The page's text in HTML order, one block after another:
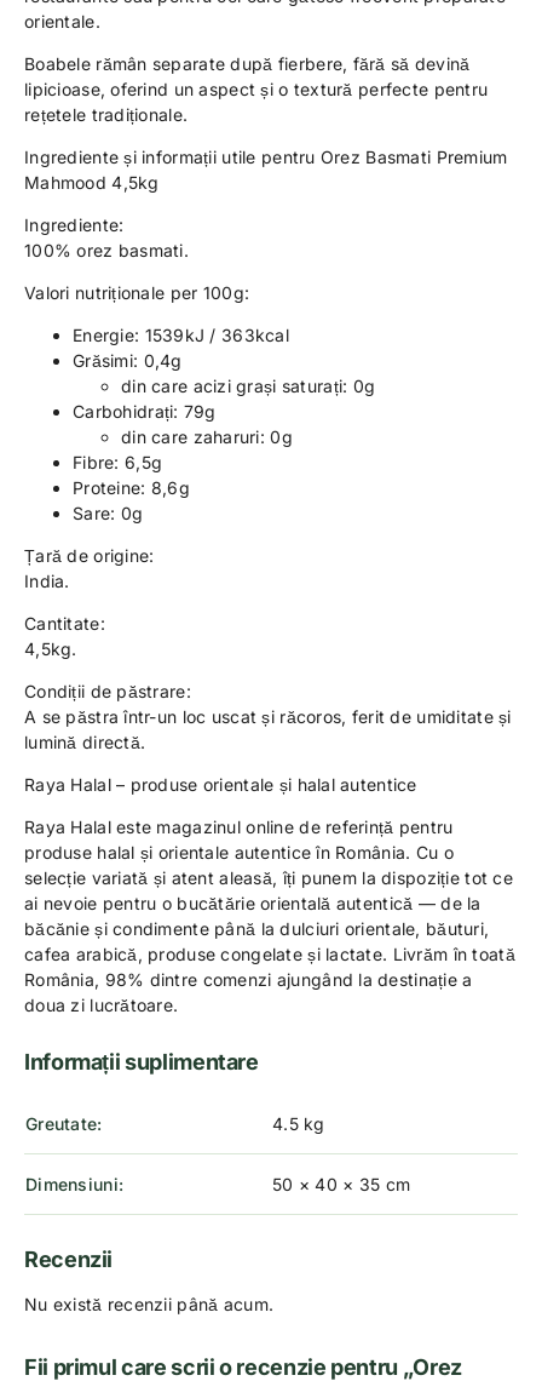
orientale.
Boabele rămân separate după fierbere, fără să devină
lipicioase, oferind un aspect și o textură perfecte pentru
rețetele tradiționale.
Ingrediente și informații utile pentru Orez Basmati Premium
Mahmood 4,5kg
Ingrediente:
100% orez basmati.
Valori nutriționale per 100g:
Energie: 1539kJ / 363kcal
Grăsimi: 0,4g
din care acizi grași saturați: 0g
Carbohidrați: 79g
din care zaharuri: 0g
Fibre: 6,5g
Proteine: 8,6g
Sare: 0g
Țară de origine:
India.
Cantitate:
4,5kg.
Condiții de păstrare:
A se păstra într-un loc uscat și răcoros, ferit de umiditate și
lumină directă.
Raya Halal – produse orientale și halal autentice
Raya Halal este magazinul online de referință pentru
produse halal și orientale autentice în România. Cu o
selecție variată și atent aleasă, îți punem la dispoziție tot ce
ai nevoie pentru o bucătărie orientală autentică — de la
băcănie și condimente până la dulciuri orientale, băuturi,
cafea arabică, produse congelate și lactate. Livrăm în toată
România, 98% dintre comenzi ajungând la destinație a
doua zi lucrătoare.
Informații suplimentare
Greutate 4.5 kg
Dimensiuni 50 × 40 × 35 cm
Recenzii
Nu există recenzii până acum.
Fii primul care scrii o recenzie pentru „Orez